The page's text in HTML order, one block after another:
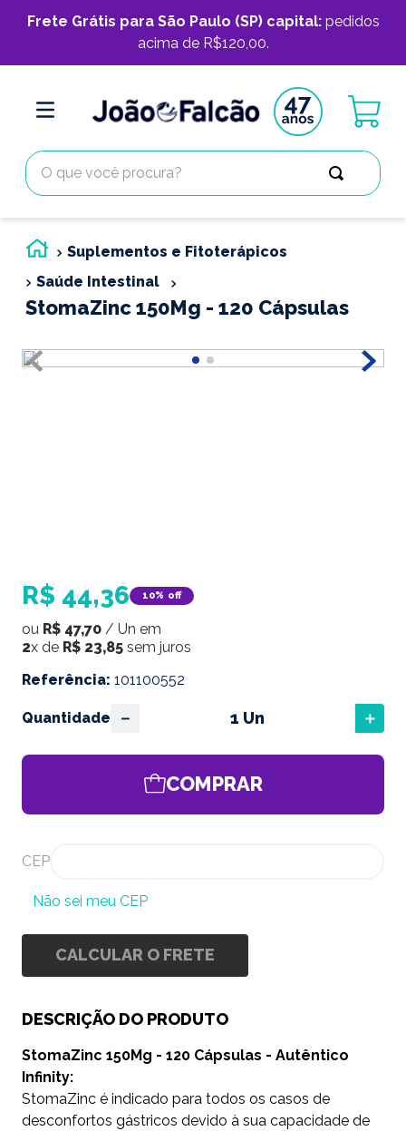
Frete Grátis para São Paulo (SP) capital:pedidos
acima de R$120,00.
O que você procura?
Suplementos e Fitoterápicos
Saúde Intestinal
StomaZinc 150Mg - 120 Cápsulas
R$ 44,36 10% off
ou R$ 47,70 / Un em
2x de R$ 23,85 sem juros
Referência: 101100552
Quantidade ＋
－
COMPRAR
CEP
Não sei meu CEP
CALCULAR O FRETE
DESCRIÇÃO DO PRODUTO
StomaZinc 150Mg - 120 Cápsulas - Autêntico
Infinity:
StomaZinc é indicado para todos os casos de
desconfortos gástricos devido à sua capacidade de